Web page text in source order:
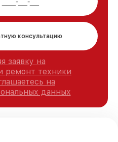
консультацию
заявку на
ремонт техники
на
данных